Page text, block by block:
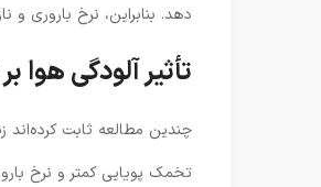
دهد. بنابراین، نرخ باروری
تأثیر آلودگی هوا
چندین مطالعه ثابت کرده‌اند
تخمک پویایی کمتر و نرخ